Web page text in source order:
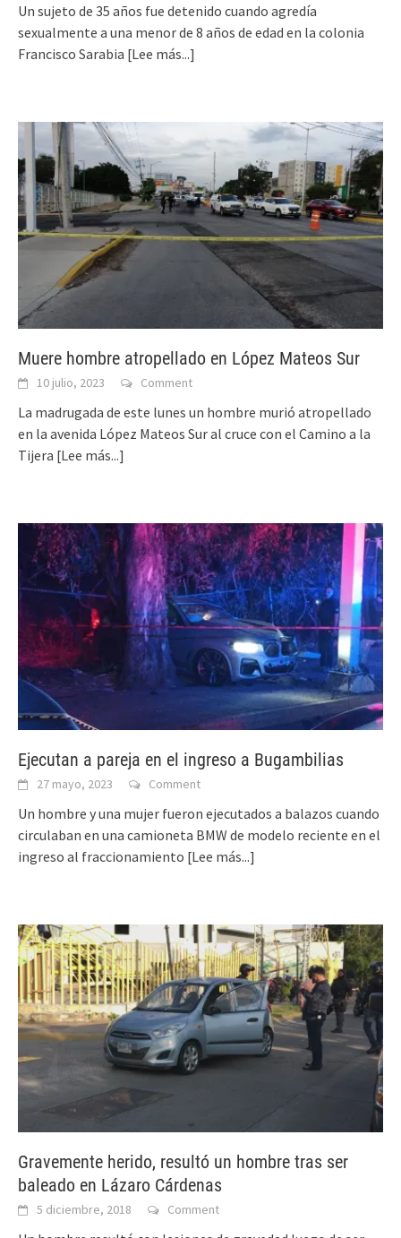
Un sujeto de 35 años fue detenido cuando agredía
sexualmente a una menor de 8 años de edad en la colonia
Francisco Sarabia [Lee más...]
Muere hombre atropellado en López Mateos Sur
10 julio, 2023 Comment
La madrugada de este lunes un hombre murió atropellado
en la avenida López Mateos Sur al cruce con el Camino a la
Tijera [Lee más...]
Ejecutan a pareja en el ingreso a Bugambilias
27 mayo, 2023 Comment
Un hombre y una mujer fueron ejecutados a balazos cuando
circulaban en una camioneta BMW de modelo reciente en el
ingreso al fraccionamiento [Lee más...]
Gravemente herido, resultó un hombre tras ser
baleado en Lázaro Cárdenas
5 diciembre, 2018 Comment